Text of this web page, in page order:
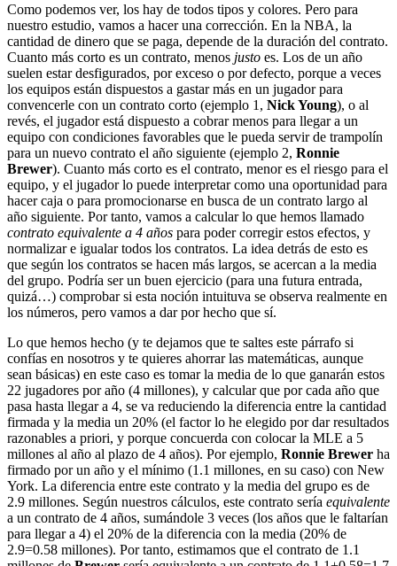
Como podemos ver, los hay de todos tipos y colores. Pero para
nuestro estudio, vamos a hacer una corrección. En la NBA, la
cantidad de dinero que se paga, depende de la duración del contrato.
Cuanto más corto es un contrato, menos justo es. Los de un año
suelen estar desfigurados, por exceso o por defecto, porque a veces
los equipos están dispuestos a gastar más en un jugador para
convencerle con un contrato corto (ejemplo 1, Nick Young), o al
revés, el jugador está dispuesto a cobrar menos para llegar a un
equipo con condiciones favorables que le pueda servir de trampolín
para un nuevo contrato el año siguiente (ejemplo 2, Ronnie
Brewer). Cuanto más corto es el contrato, menor es el riesgo para el
equipo, y el jugador lo puede interpretar como una oportunidad para
hacer caja o para promocionarse en busca de un contrato largo al
año siguiente. Por tanto, vamos a calcular lo que hemos llamado
contrato equivalente a 4 años para poder corregir estos efectos, y
normalizar e igualar todos los contratos. La idea detrás de esto es
que según los contratos se hacen más largos, se acercan a la media
del grupo. Podría ser un buen ejercicio (para una futura entrada,
quizá…) comprobar si esta noción intuituva se observa realmente en
los números, pero vamos a dar por hecho que sí.
Lo que hemos hecho (y te dejamos que te saltes este párrafo si
confías en nosotros y te quieres ahorrar las matemáticas, aunque
sean básicas) en este caso es tomar la media de lo que ganarán estos
22 jugadores por año (4 millones), y calcular que por cada año que
pasa hasta llegar a 4, se va reduciendo la diferencia entre la cantidad
firmada y la media un 20% (el factor lo he elegido por dar resultados
razonables a priori, y porque concuerda con colocar la MLE a 5
millones al año al plazo de 4 años). Por ejemplo, Ronnie Brewer ha
firmado por un año y el mínimo (1.1 millones, en su caso) con New
York. La diferencia entre este contrato y la media del grupo es de
2.9 millones. Según nuestros cálculos, este contrato sería equivalente
a un contrato de 4 años, sumándole 3 veces (los años que le faltarían
para llegar a 4) el 20% de la diferencia con la media (20% de
2.9=0.58 millones). Por tanto, estimamos que el contrato de 1.1